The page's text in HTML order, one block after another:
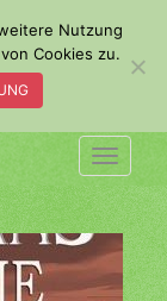
Nutzung
Cookies zu.